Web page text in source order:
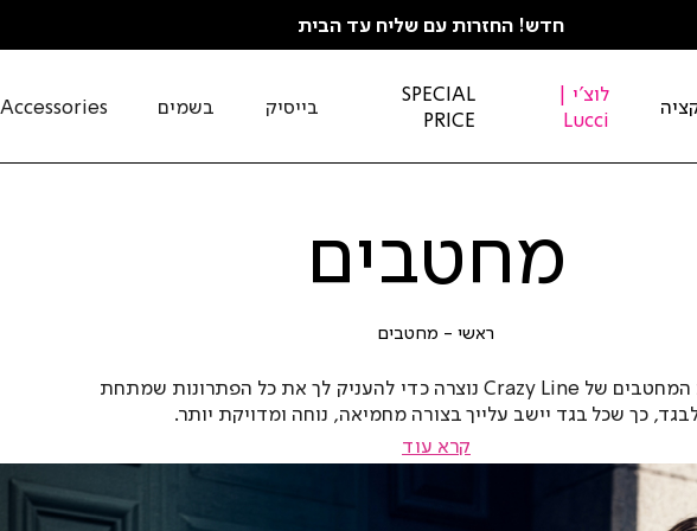
חדש! החזרות עם שליח עד הבית
לוצ'י |
Lucci
SPECIAL
PRICE
בייסיק בשמים Accessories
מחטבים
ראשי ראשי
מחטביםמחטבים
קולקציית המחטבים של Crazy Line נוצרה כדי להעניק לך את כל הפתרונות שמתחת
כך שכל בגד יישב עלייך בצורה מחמיאה, נוחה ומדויקת יותר.
לפיסול ועיצוב הגוף, דרך פתרונות להחלקת הבטן והמותניים ועד
ותומכות - הקולקציה משלבת חיטוב, תמיכה ונוחות כדי שתוכלי ליהנות
לובשת שמלה צמודה לאירוע, חולצה בגזרה מחמיאה, מכנסיים מחויטים או
קרא עוד